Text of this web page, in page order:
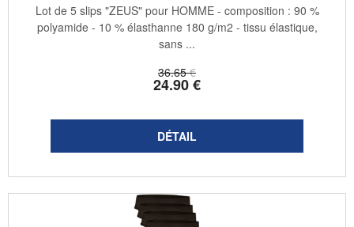
36.65 €
24.90€
Lot de 5 slips "ZEUS" pour HOMME - composition : 90 %
polyamide - 10 % élasthanne 180 g/m2 - tissu élastique,
sans ...